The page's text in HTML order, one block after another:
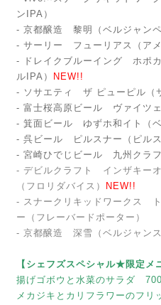
ンIPA）
- 京都醸造 黎明（ベルジャンペ
- サーリー フューリアス（ア
- ドレイクブルーイング ホポ
ルIPA）
NEW!!
- ソサエティ ザ ピューピル（
- 富士桜高原ビール ヴァイツェ
- 箕面ビール ゆずホ和イト（ベ
- 呉ビール ピルスナー（ピルス
- 宮崎ひでじビール 九州クラフ
- デビルクラフト インザキー
（フロリダバイス）
NEW!!
- スナークリキッドワークス
ー（フレーバードポーター）
- 京都醸造 深雪（ベルジャンス
【シェフズスペシャル★限定メ
揚げゴボウと水菜のサラダ
メカジキとカリフラワーのフ